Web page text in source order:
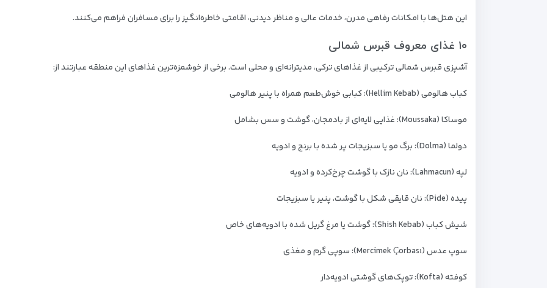
این هتل‌ها با امکانات رفاهی مدرن، خدمات عالی و مناظر دیدنی، اقامتی خاطره‌انگیز را برای مسافران فراهم می‌کنند.
۱۰ غذای معروف قبرس شمالی
آشپزی قبرس شمالی ترکیبی از غذاهای ترکی، مدیترانه‌ای و محلی است. برخی از خوشمزه‌ترین غذاهای این منطقه عبارتند از:
کباب هالومی (Hellim Kebab): کبابی خوش‌طعم همراه با پنیر هالومی
موساکا (Moussaka): غذایی لایه‌ای از بادمجان، گوشت و سس بشامل
دولما (Dolma): برگ مو یا سبزیجات پر شده با برنج و ادویه
لپه (Lahmacun): نان نازک با گوشت چرخ‌کرده و ادویه
پیده (Pide): نان قایقی شکل با گوشت، پنیر یا سبزیجات
شیش کباب (Shish Kebab): گوشت یا مرغ گریل شده با ادویه‌های خاص
سوپ عدس (Mercimek Çorbası): سوپی گرم و مغذی
کوفته (Kofta): توپک‌های گوشتی ادویه‌دار